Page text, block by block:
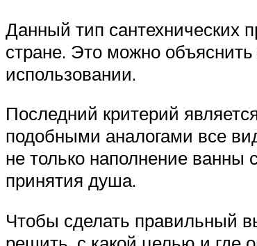
Данный тип сантехнических
стране. Это можно
использовании.
Последний критерий
подобными аналогами все
не только наполнение
принятия душа.
Чтобы сделать правильный